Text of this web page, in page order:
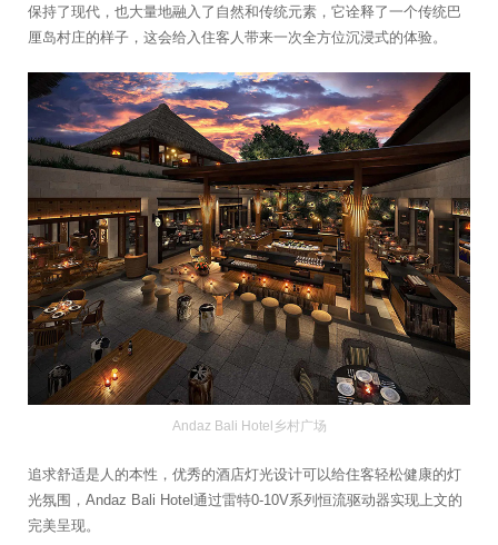
保持了现代，也大量地融入了自然和传统元素，它诠释了一个传统巴
厘岛村庄的样子，这会给入住客人带来一次全方位沉浸式的体验。
Andaz Bali Hotel乡村广场
追求舒适是人的本性，优秀的酒店灯光设计可以给住客轻松健康的灯
光氛围，Andaz Bali Hotel通过雷特0-10V系列恒流驱动器实现上文的
完美呈现。